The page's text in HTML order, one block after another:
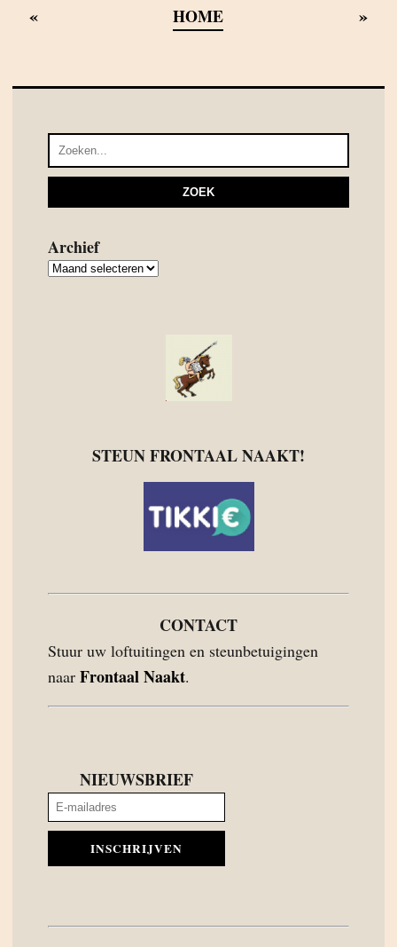
« HOME »
Archief
Archief
STEUN FRONTAAL NAAKT!
CONTACT
Stuur uw loftuitingen en steunbetuigingen
naar Frontaal Naakt.
NIEUWSBRIEF
INSCHRIJVEN